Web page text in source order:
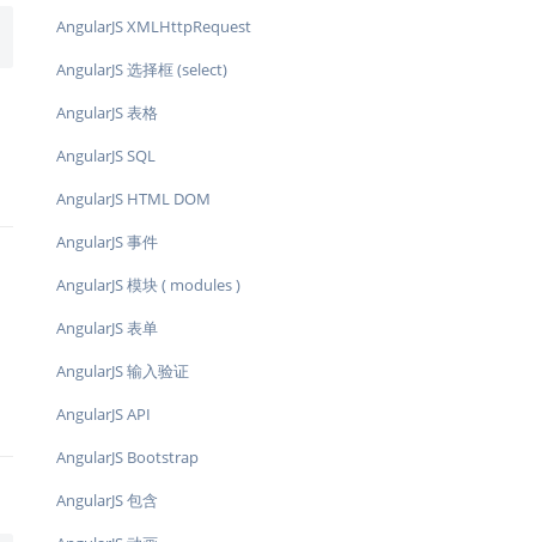
AngularJS XMLHttpRequest
AngularJS 选择框 (select)
AngularJS 表格
AngularJS SQL
AngularJS HTML DOM
AngularJS 事件
AngularJS 模块 ( modules )
AngularJS 表单
AngularJS 输入验证
AngularJS API
AngularJS Bootstrap
AngularJS 包含